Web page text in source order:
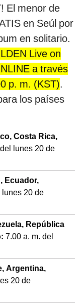
El menor de
en Seúl por
en solitario.
Live on
a través
p. m. (KST).
los países
Costa Rica,
lunes 20 de
Ecuador,
lunes 20 de
República
7.00 a. m. del
Argentina,
20 de